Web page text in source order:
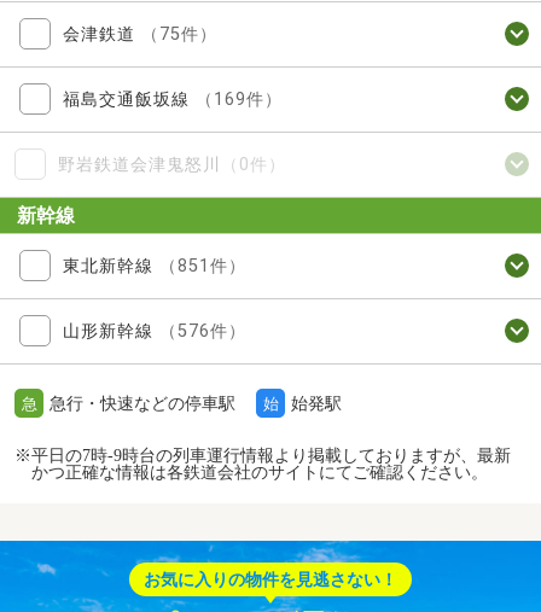
会津鉄道 （75件）
福島交通飯坂線 （169件）
野岩鉄道会津鬼怒川 （0件）
新幹線
東北新幹線 （851件）
山形新幹線 （576件）
急 急行・快速などの停車駅 始 始発駅
※平日の7時-9時台の列車運行情報より掲載しておりますが、最新
かつ正確な情報は各鉄道会社のサイトにてご確認ください。
お気に入りの物件を見逃さない！